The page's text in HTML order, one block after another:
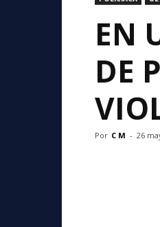
EN
DE
Por C M - 26